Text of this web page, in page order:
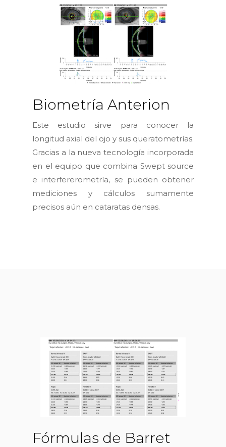
Biometría Anterion
Este estudio sirve para conocer la
longitud axial del ojo y sus queratometrías.
Gracias a la nueva tecnología incorporada
en el equipo que combina Swept source
e interfererometría, se pueden obtener
mediciones y cálculos sumamente
precisos aún en cataratas densas.
Fórmulas de Barret